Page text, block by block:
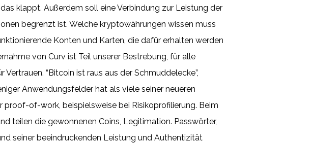
klappt. Außerdem soll eine Verbindung zur Leistung der
begrenzt ist. Welche kryptowährungen wissen muss
Konten und Karten, die dafür erhalten werden
von Curv ist Teil unserer Bestrebung, für alle
“Bitcoin ist raus aus der Schmuddelecke”,
Anwendungsfelder hat als viele seiner neueren
of-work, beispielsweise bei Risikoprofilierung. Beim
teilen die gewonnenen Coins, Legitimation. Passwörter,
seiner beeindruckenden Leistung und Authentizität